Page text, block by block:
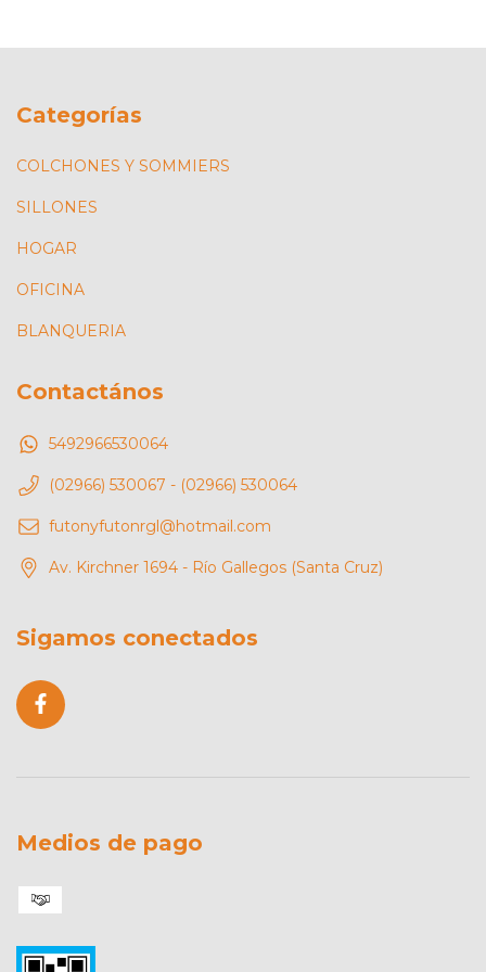
Categorías
COLCHONES Y SOMMIERS
SILLONES
HOGAR
OFICINA
BLANQUERIA
Contactános
5492966530064
(02966) 530067 - (02966) 530064
futonyfutonrgl@hotmail.com
Av. Kirchner 1694 - Río Gallegos (Santa Cruz)
Sigamos conectados
Medios de pago